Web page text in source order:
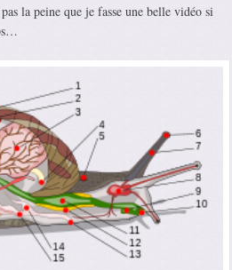
la peine que je fasse une belle vidéo si